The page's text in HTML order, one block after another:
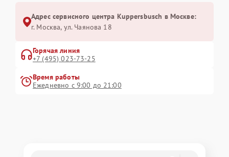
Адрес сервисного центра Kuppersbusch в Москве:
г. Москва, ул. Чаянова 18
Горячая линия
+7 (495) 023-73-25
Время работы
Ежедневно с 9:00 до 21:00